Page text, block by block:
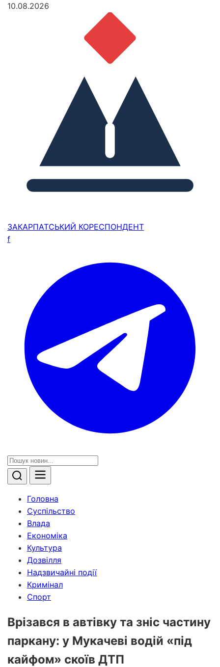
10.08.2026
ЗАКАРПАТСЬКИЙ КОРЕСПОНДЕНТ
f
Головна
Суспільство
Влада
Економіка
Культура
Дозвілля
Надзвичайні події
Кримінал
Спорт
Врізався в автівку та зніс частину
паркану: у Мукачеві водій «під
кайфом» скоїв ДТП